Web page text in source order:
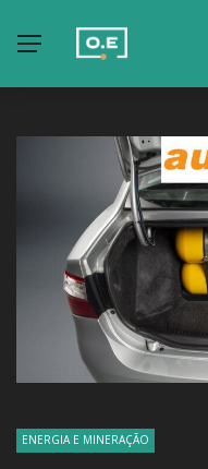
ENERGIA E MINERAÇÃO